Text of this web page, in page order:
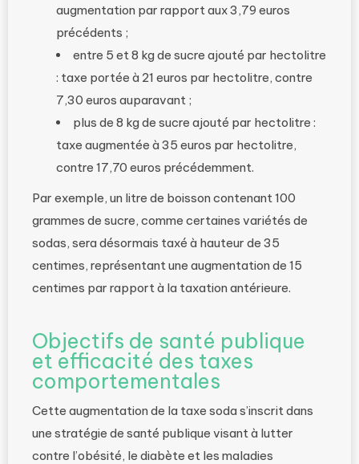
augmentation par rapport aux 3,79 euros
précédents ;
entre 5 et 8 kg de sucre ajouté par hectolitre
: taxe portée à 21 euros par hectolitre, contre
7,30 euros auparavant ;
plus de 8 kg de sucre ajouté par hectolitre :
taxe augmentée à 35 euros par hectolitre,
contre 17,70 euros précédemment.
Par exemple, un litre de boisson contenant 100
grammes de sucre, comme certaines variétés de
sodas, sera désormais taxé à hauteur de 35
centimes, représentant une augmentation de 15
centimes par rapport à la taxation antérieure.
Objectifs de santé publique
et efficacité des taxes
comportementales
Cette augmentation de la taxe soda s’inscrit dans
une stratégie de santé publique visant à lutter
contre l’obésité, le diabète et les maladies